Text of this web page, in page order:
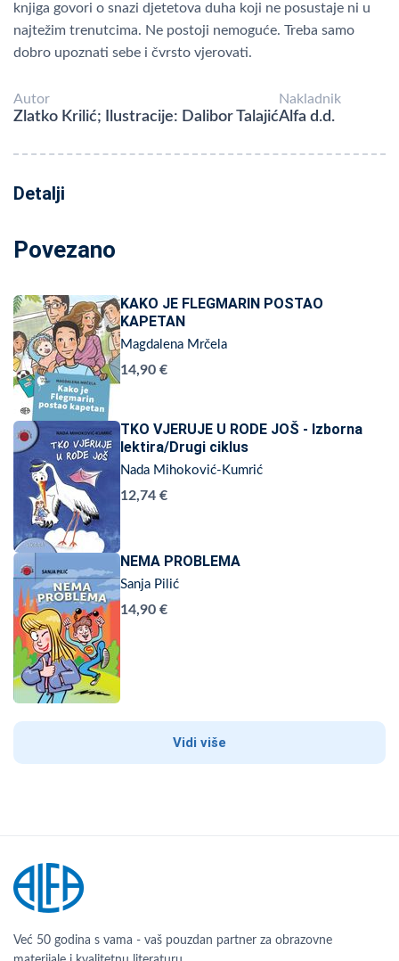
knjiga govori o snazi djetetova duha koji ne posustaje ni u
najtežim trenutcima. Ne postoji nemoguće. Treba samo
dobro upoznati sebe i čvrsto vjerovati.
Autor
Zlatko Krilić; Ilustracije: Dalibor Talajić
Nakladnik
Alfa d.d.
Detalji
Povezano
KAKO JE FLEGMARIN POSTAO
KAPETAN
Magdalena Mrčela
14,90 €
TKO VJERUJE U RODE JOŠ - Izborna
lektira/Drugi ciklus
Nada Mihoković-Kumrić
12,74 €
NEMA PROBLEMA
Sanja Pilić
14,90 €
Vidi više
Već 50 godina s vama - vaš pouzdan partner za obrazovne